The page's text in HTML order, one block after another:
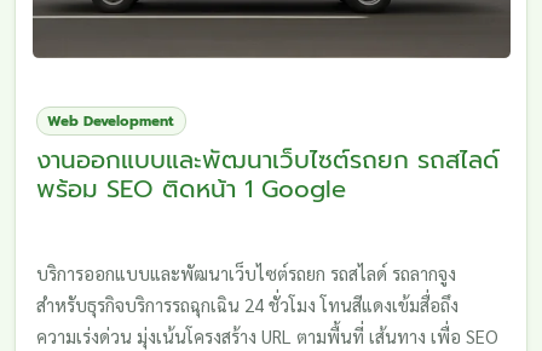
Web Development
งานออกแบบและพัฒนาเว็บไซต์รถยก รถสไลด์
พร้อม SEO ติดหน้า 1 Google
บริการออกแบบและพัฒนาเว็บไซต์รถยก รถสไลด์ รถลากจูง
สำหรับธุรกิจบริการรถฉุกเฉิน 24 ชั่วโมง โทนสีแดงเข้มสื่อถึง
ความเร่งด่วน มุ่งเน้นโครงสร้าง URL ตามพื้นที่ เส้นทาง เพื่อ SEO